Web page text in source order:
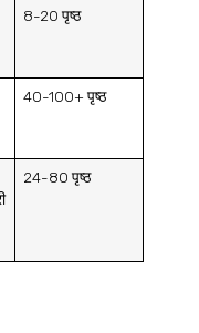
8-20 पृष्ठ
40-100+ पृष्ठ
24-80 पृष्ठ